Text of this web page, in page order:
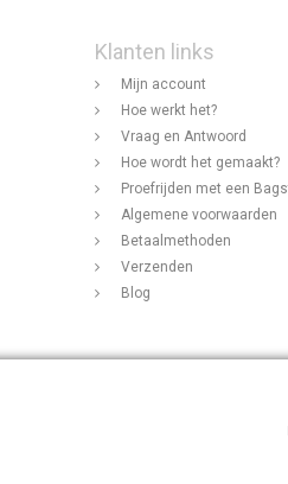
Klanten links
Mijn account
Hoe werkt het?
Vraag en Antwoord
Hoe wordt het gemaakt?
Proefrijden met een
Algemene voorwaarden
Betaalmethoden
Verzenden
Blog